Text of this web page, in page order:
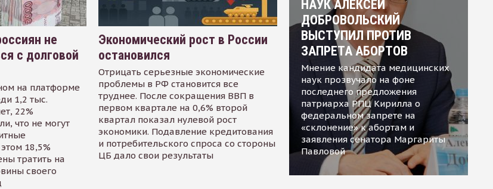
не
с долговой
на платформе
1,2 тыс.
22%
что не могут
18,5%
тратить на
своего
Экономический рост в России
остановился
Отрицать серьезные экономические
проблемы в РФ становится все
труднее. После сокращения ВВП в
первом квартале на 0,6% второй
квартал показал нулевой рост
экономики. Подавление кредитования
и потребительского спроса со стороны
ЦБ дало свои результаты
НАУК АЛЕКСЕЙ
ДОБРОВОЛЬСКИЙ
ВЫСТУПИЛ ПРОТИВ
ЗАПРЕТА АБОРТОВ
Мнение кандидата медицинских
наук прозвучало на фоне
последнего предложения
патриарха РПЦ Кирилла о
федеральном запрете на
«склонение» к абортам и
заявления сенатора Маргариты
Павловой